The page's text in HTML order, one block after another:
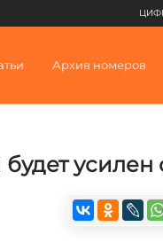
Архив номеров
усилен